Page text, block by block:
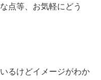
点等、お気軽にどう
るけどイメージがわか